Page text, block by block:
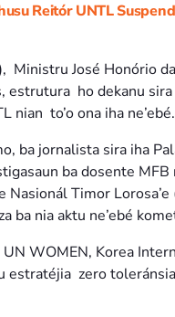
Reitór UNTL
José Honório
estrutura ho dekanu
to’o ona iha ne’ebé.
ba jornalista sira iha
ba dosente MFB
Timor Lorosa’e
ba nia aktu ne’ebé
UN WOMEN, Korea
estratéjia zero